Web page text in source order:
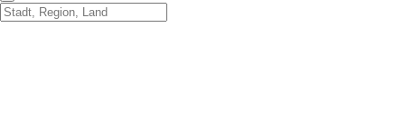
Standort wechseln